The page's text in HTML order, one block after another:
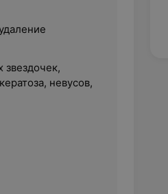
звездочек,
невусов,